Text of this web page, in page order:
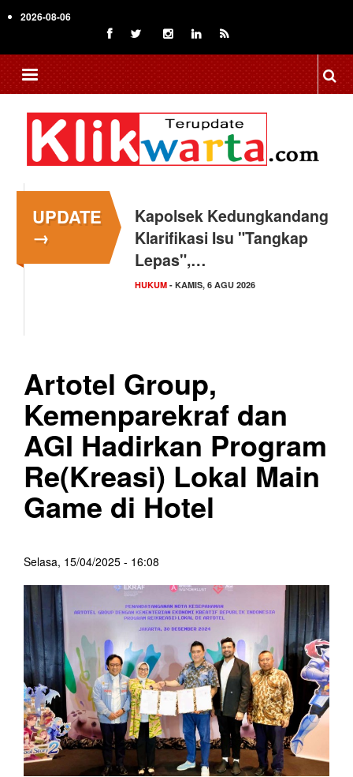
to
content
2026-08-06
UPDATE
→
Kapolsek Kedungkandang
Klarifikasi Isu "Tangkap
Lepas",…
HUKUM - KAMIS, 6 AGU 2026
Artotel Group,
Kemenparekraf dan
AGI Hadirkan Program
Re(Kreasi) Lokal Main
Game di Hotel
Selasa, 15/04/2025 - 16:08